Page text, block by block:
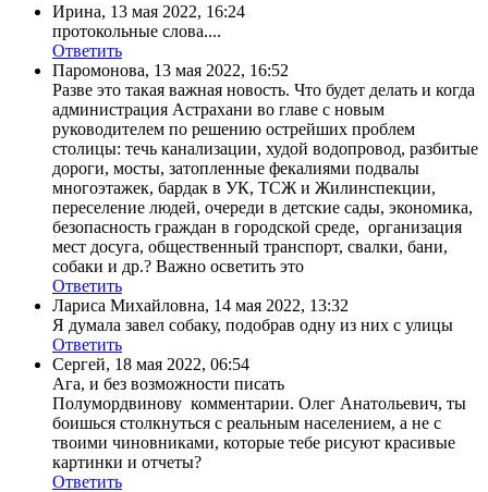
Ирина, 13 мая 2022, 16:24
протокольные слова....
Ответить
Паромонова, 13 мая 2022, 16:52
Разве это такая важная новость. Что будет делать и когда
администрация Астрахани во главе с новым
руководителем по решению острейших проблем
столицы: течь канализации, худой водопровод, разбитые
дороги, мосты, затопленные фекалиями подвалы
многоэтажек, бардак в УК, ТСЖ и Жилинспекции,
переселение людей, очереди в детские сады, экономика,
безопасность граждан в городской среде, организация
мест досуга, общественный транспорт, свалки, бани,
собаки и др.? Важно осветить это
Ответить
Лариса Михайловна, 14 мая 2022, 13:32
Я думала завел собаку, подобрав одну из них с улицы
Ответить
Сергей, 18 мая 2022, 06:54
Ага, и без возможности писать
Полумордвинову комментарии. Олег Анатольевич, ты
боишься столкнуться с реальным населением, а не с
твоими чиновниками, которые тебе рисуют красивые
картинки и отчеты?
Ответить